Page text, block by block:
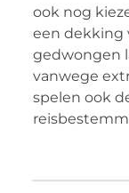
ook nog
een dekking
gedwongen
vanwege
spelen ook